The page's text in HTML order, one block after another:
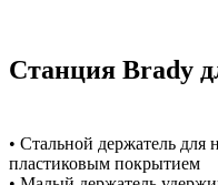
Станция Brady
• Стальной держатель для
пластиковым покрытием